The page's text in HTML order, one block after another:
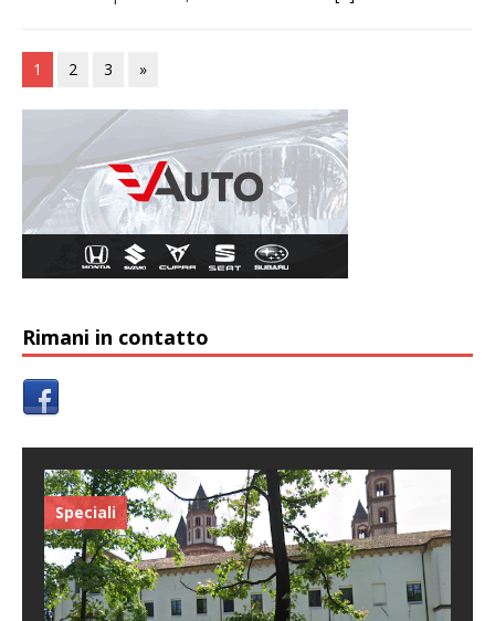
1 2 3 »
Rimani in contatto
Speciali